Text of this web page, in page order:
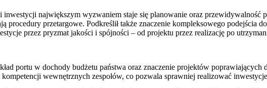
największym wyzwaniem staje się planowanie oraz przewidywalność
procedury przetargowe. Podkreślił także znaczenie kompleksowego podejścia
przez pryzmat jakości i spójności – od projektu przez realizację po
portu w dochody budżetu państwa oraz znaczenie projektów poprawiających
wewnętrznych zespołów, co pozwala sprawniej realizować